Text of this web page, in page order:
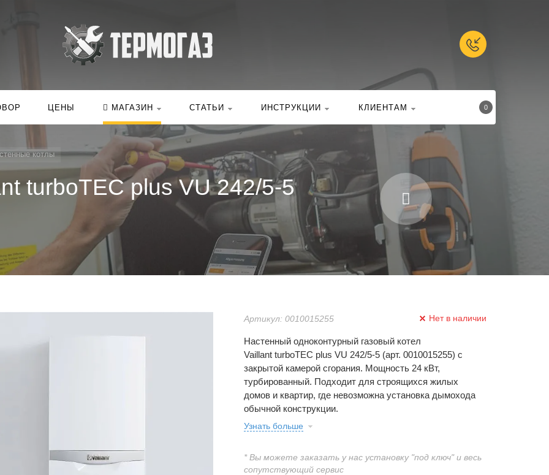
ЦЕНЫ МАГАЗИН СТАТЬИ ИНСТРУКЦИИ КЛИЕНТАМ 0
котлы
turboTEC plus VU 242/5-5
Артикул: 0010015255 Нет в наличии
Настенный одноконтурный газовый котел
Vaillant turboTEC plus VU 242/5-5 (арт. 0010015255) с
закрытой камерой сгорания. Мощность 24 кВт,
турбированный. Подходит для строящихся жилых
домов и квартир, где невозможна установка дымохода
обычной конструкции.
Узнать больше
* Вы можете заказать у нас установку "под ключ" и весь
сопутствующий сервис